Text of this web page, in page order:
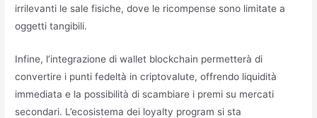
irrilevanti le sale fisiche, dove le ricompense sono limitate a
oggetti tangibili.
Infine, l’integrazione di wallet blockchain permetterà di
convertire i punti fedeltà in criptovalute, offrendo liquidità
immediata e la possibilità di scambiare i premi su mercati
secondari. L’ecosistema dei loyalty program si sta